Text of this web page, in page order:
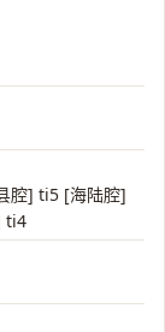
腔] ti5 [海陆腔]
ti4